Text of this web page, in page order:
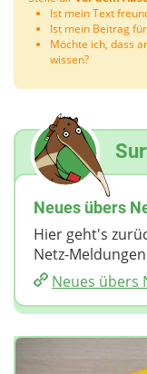
Ist mein Text
Ist mein Beitrag
Möchte ich, dass
wissen?
Neues übers
Hier geht's
Netz-
Neues übers